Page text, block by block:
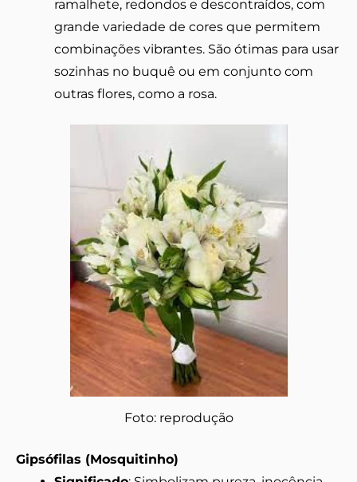
ramalhete, redondos e descontraídos, com
grande variedade de cores que permitem
combinações vibrantes. São ótimas para usar
sozinhas no buquê ou em conjunto com
outras flores, como a rosa.
Foto: reprodução
Gipsófilas (Mosquitinho)